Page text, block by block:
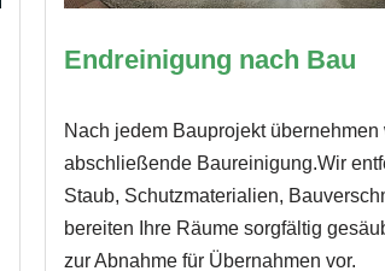
Endreinigung nach Bau
Nach jedem Bauprojekt
abschließende Baureinigung.Wir
Staub, Schutzmaterialien,
bereiten Ihre Räume sorgfältig
zur Abnahme für Übernahmen vor.